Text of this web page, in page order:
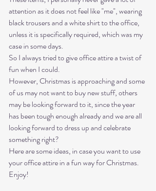
attention as it does not feel like "me", wearing
black trousers and a white shirt to the office,
unless it is specifically required, which was my
case in some days.
So I always tried to give office attire a twist of
fun when I could.
However, Christmas is approaching and some
of us may not want to buy new stuff, others
may be looking forward to it, since the year
has been tough enough already and we are all
looking forward to dress up and celebrate
something right?
Here are some ideas, in case you want to use
your office attire in a fun way for Christmas.
Enjoy!